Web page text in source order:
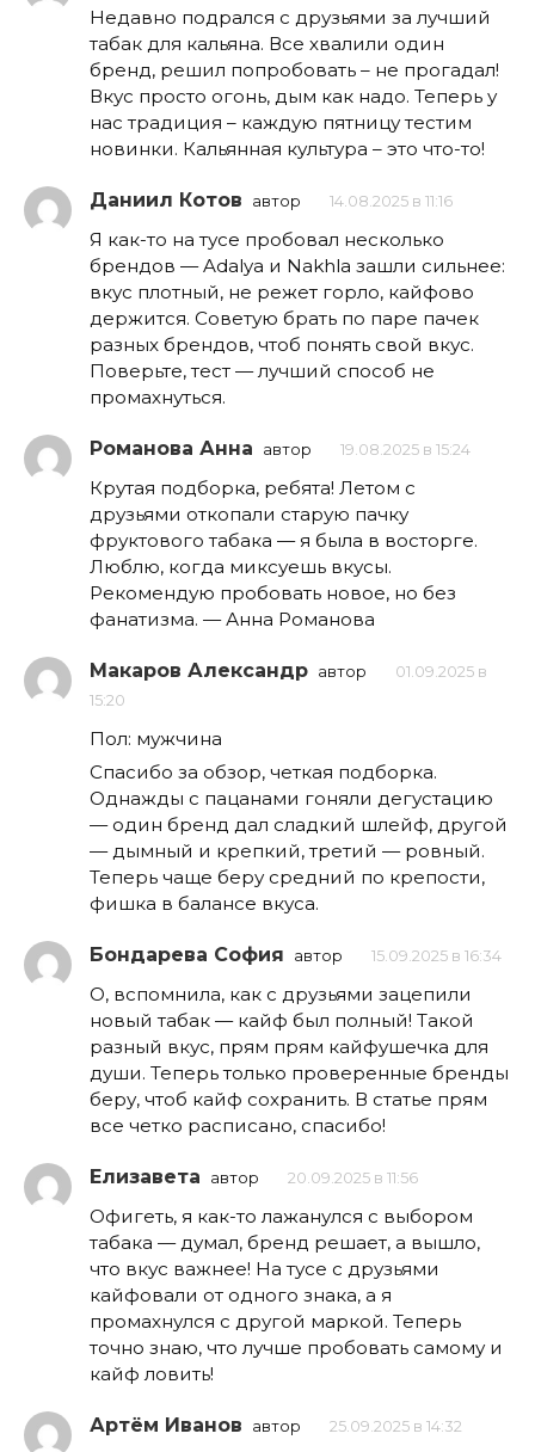
Недавно подрался с друзьями за лучший
табак для кальяна. Все хвалили один
бренд, решил попробовать – не прогадал!
Вкус просто огонь, дым как надо. Теперь у
нас традиция – каждую пятницу тестим
новинки. Кальянная культура – это что-то!
Даниил Котов автор 14.08.2025 в 11:16
Я как-то на тусе пробовал несколько
брендов — Adalya и Nakhla зашли сильнее:
вкус плотный, не режет горло, кайфово
держится. Советую брать по паре пачек
разных брендов, чтоб понять свой вкус.
Поверьте, тест — лучший способ не
промахнуться.
Романова Анна автор 19.08.2025 в 15:24
Крутая подборка, ребята! Летом с
друзьями откопали старую пачку
фруктового табака — я была в восторге.
Люблю, когда миксуешь вкусы.
Рекомендую пробовать новое, но без
фанатизма. — Анна Романова
Макаров Александр автор
01.09.2025 в
15:20
Пол: мужчина
Спасибо за обзор, четкая подборка.
Однажды с пацанами гоняли дегустацию
— один бренд дал сладкий шлейф, другой
— дымный и крепкий, третий — ровный.
Теперь чаще беру средний по крепости,
фишка в балансе вкуса.
Бондарева София автор 15.09.2025 в 16:34
О, вспомнила, как с друзьями зацепили
новый табак — кайф был полный! Такой
разный вкус, прям прям кайфушечка для
души. Теперь только проверенные бренды
беру, чтоб кайф сохранить. В статье прям
все четко расписано, спасибо!
Елизавета автор 20.09.2025 в 11:56
Офигеть, я как-то лажанулся с выбором
табака — думал, бренд решает, а вышло,
что вкус важнее! На тусе с друзьями
кайфовали от одного знака, а я
промахнулся с другой маркой. Теперь
точно знаю, что лучше пробовать самому и
кайф ловить!
Артём Иванов автор 25.09.2025 в 14:32